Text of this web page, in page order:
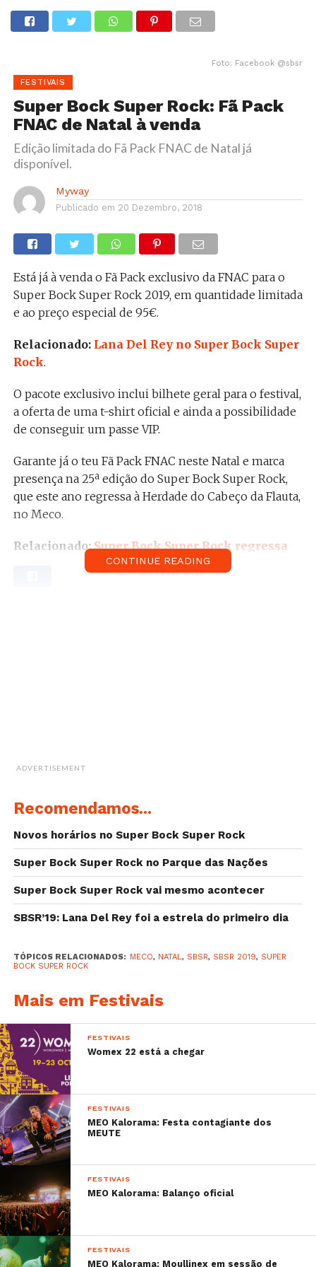
Foto: Facebook @sbsr
FESTIVAIS
Super Bock Super Rock: Fã Pack
FNAC de Natal à venda
Edição limitada do Fã Pack FNAC de Natal já
disponível.
Myway
Publicado em 20 Dezembro, 2018
Está já à venda o Fã Pack exclusivo da FNAC para o
Super Bock Super Rock 2019, em quantidade limitada
e ao preço especial de 95€.
Relacionado: Lana Del Rey no Super Bock Super
Rock.
O pacote exclusivo inclui bilhete geral para o festival,
a oferta de uma t-shirt oficial e ainda a possibilidade
de conseguir um passe VIP.
Garante já o teu Fã Pack FNAC neste Natal e marca
presença na 25ª edição do Super Bock Super Rock,
que este ano regressa à Herdade do Cabeço da Flauta,
no Meco.
Relacionado:Super Bock Super Rock regressa
ao Meco em 2019.
CONTINUE READING
ADVERTISEMENT
Recomendamos...
Novos horários no Super Bock Super Rock
Super Bock Super Rock no Parque das Nações
Super Bock Super Rock vai mesmo acontecer
SBSR’19: Lana Del Rey foi a estrela do primeiro dia
TÓPICOS RELACIONADOS: MECO, NATAL, SBSR, SBSR 2019, SUPER
BOCK SUPER ROCK
Mais em Festivais
FESTIVAIS
Womex 22 está a chegar
FESTIVAIS
MEO Kalorama: Festa contagiante dos
MEUTE
FESTIVAIS
MEO Kalorama: Balanço oficial
FESTIVAIS
MEO Kalorama: Moullinex em sessão de